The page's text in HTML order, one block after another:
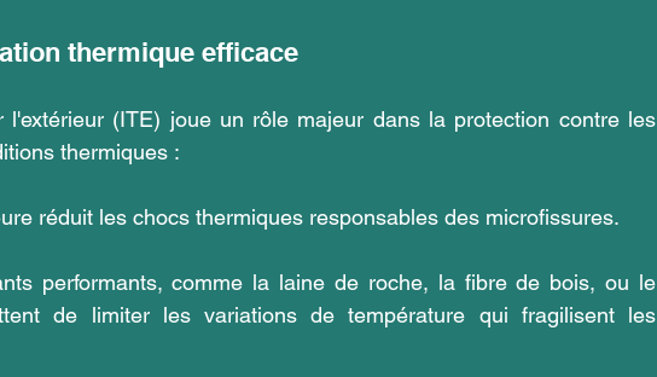
thermique efficace
l'extérieur (ITE) joue un rôle majeur dans la protection contre les
thermiques :
réduit les chocs thermiques responsables des microfissures.
performants, comme la laine de roche, la fibre de bois, ou le
de limiter les variations de température qui fragilisent les